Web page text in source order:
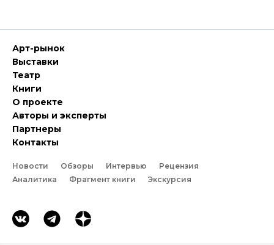
Арт-рынок
Выставки
Театр
Книги
О проекте
Авторы и эксперты
Партнеры
Контакты
Новости Обзоры Интервью
Рецензия
Аналитика
Фрагмент книги Экскурсия